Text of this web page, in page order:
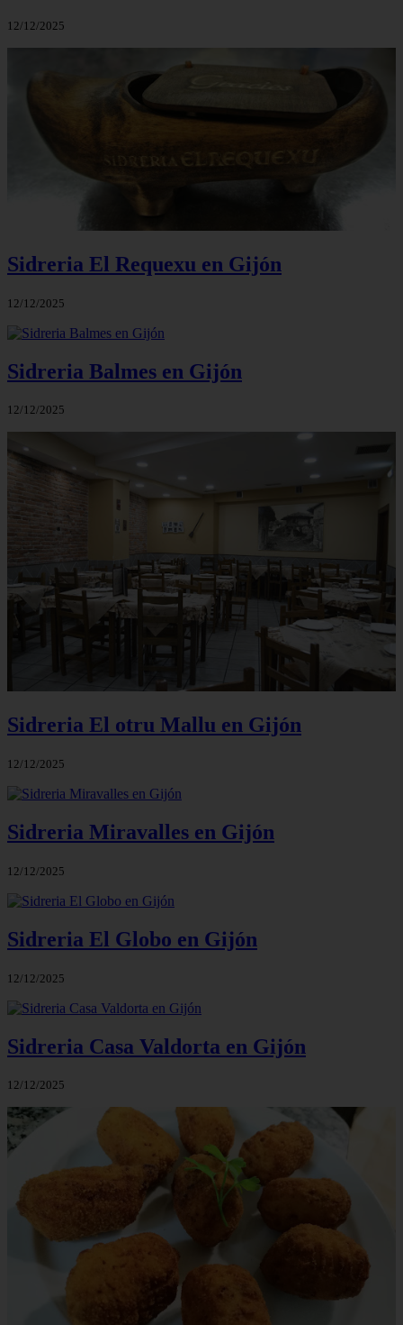
12/12/2025
Sidreria El Requexu en Gijón
12/12/2025
Sidreria Balmes en Gijón
12/12/2025
Sidreria El otru Mallu en Gijón
12/12/2025
Sidreria Miravalles en Gijón
12/12/2025
Sidreria El Globo en Gijón
12/12/2025
Sidreria Casa Valdorta en Gijón
12/12/2025